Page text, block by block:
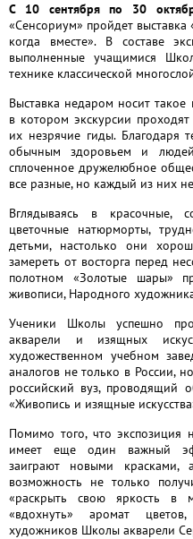
С 10 сентября по 30
«Сенсориум» пройдет
когда вместе». В составе
выполненные учащимися
технике классической
Выставка недаром носит такое
в котором экскурсии
их незрячие гиды. Благодаря
обычным здоровьем и
сплоченное дружелюбное
все разные, но каждый из них
Вглядываясь в красочные,
цветочные натюрморты,
детьми, настолько они
замереть от восторга перед
полотном «Золотые шары»
живописи, Народного
Ученики Школы успешно
акварели и изящных
художественном учебном
аналогов не только в России,
российский вуз, проводящий
«Живопись и изящные
Помимо того, что
имеет еще один важный
заиграют новыми красками,
возможность не только
«раскрыть свою яркость в
«вдохнуть» аромат
художников Школы акварели